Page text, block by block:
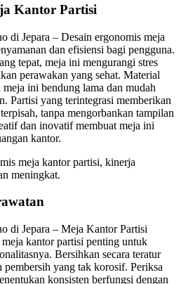
Kantor Partisi
di Jepara – Desain ergonomis meja
dan efisiensi bagi pengguna.
tepat, meja ini mengurangi stres
perawakan yang sehat. Material
ini bendung lama dan mudah
Partisi yang terintegrasi memberikan
tanpa mengorbankan tampilan
dan inovatif membuat meja ini
kantor.
meja kantor partisi, kinerja
meningkat.
di Jepara – Meja Kantor Partisi
kantor partisi penting untuk
Bersihkan secara teratur
pembersih yang tak korosif. Periksa
konsisten berfungsi dengan